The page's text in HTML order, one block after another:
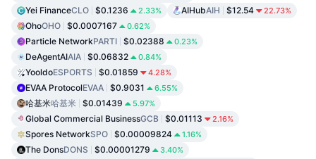
Yei FinanceCLO $0.1236 2.33% AIHubAIH $12.54 22.73%
OhoOHO $0.0007167 0.62%
Particle NetworkPARTI $0.02388 0.23%
DeAgentAIAIA $0.06832 0.84%
YooldoESPORTS $0.01859 4.28%
EVAA ProtocolEVAA $0.9031 6.55%
哈基米哈基米 $0.01439 5.97%
Global Commercial BusinessGCB $0.01113 2.16%
Spores NetworkSPO $0.00009824 1.16%
The DonsDONS $0.00001279 3.40%